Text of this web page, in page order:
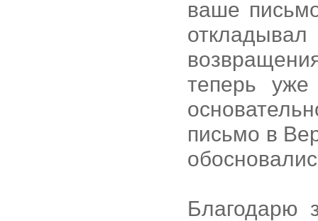
ваше
теперь
письмо в
Благодарю